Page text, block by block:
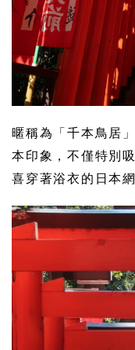
暱稱為「千本鳥居
本印象，不僅特別
喜穿著浴衣的日本